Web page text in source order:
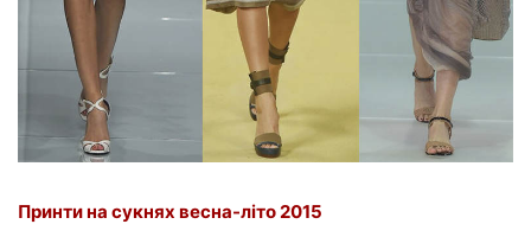
Принти на сукнях весна-літо 2015